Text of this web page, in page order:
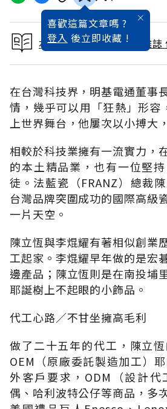
喜歡這篇文章嗎 ?
登入 後立即收藏 !
本文出自 2005 / 9月號雜誌
在台灣科技界，明基電通董事
情，幾乎可以用「狂熱」形容
上世界舞台，他屢次以小搏大
相較於科技業擁有一流實力，
的本土精品業，也有一位堅
徒。法藍瓷（FRANZ）總裁
台灣品牌突圍成功的國際高級
一片天空。
陳立恆與李焜耀有著相似創業
工起家。李焜耀早年做的是宏
邊產品；陳立恆則是在南投埔
耶誕樹上不起眼的小飾品。
代工心路∕不甘坐擁高毛利
做了二十五年的代工，陳立
OEM（原廠委託製造加工）
外客戶要求，ODM（設計
偶、哈利波特公仔等商品，多